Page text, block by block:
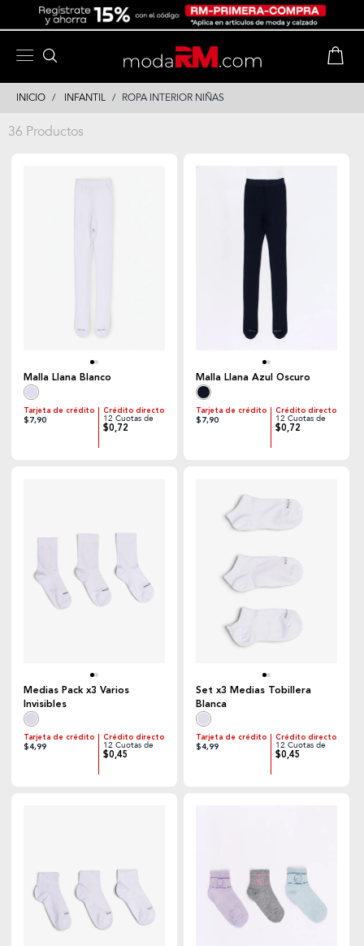
INICIO INFANTIL ROPA INTERIOR NIÑAS
36 Productos
Malla Llana Blanco
Tarjeta de crédito
$7,90
Crédito directo
12 Cuotas de
$0,72
Malla Llana Azul Oscuro
Tarjeta de crédito
$7,90
Crédito directo
12 Cuotas de
$0,72
Medias Pack x3 Varios
Invisibles
Tarjeta de crédito
$4,99
Crédito directo
12 Cuotas de
$0,45
Set x3 Medias Tobillera
Blanca
Tarjeta de crédito
$4,99
Crédito directo
12 Cuotas de
$0,45